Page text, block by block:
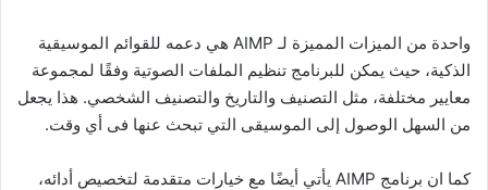
واحدة من الميزات المميزة لـ AIMP هي دعمه للقوائم الموسيقية
الذكية، حيث يمكن للبرنامج تنظيم الملفات الصوتية وفقًا لمجموعة
معايير مختلفة، مثل التصنيف والتاريخ والتصنيف الشخصي. هذا يجعل
من السهل الوصول إلى الموسيقى التي تبحث عنها فى أي وقت.
كما ان برنامج AIMP يأتي أيضًا مع خيارات متقدمة لتخصيص أدائه،